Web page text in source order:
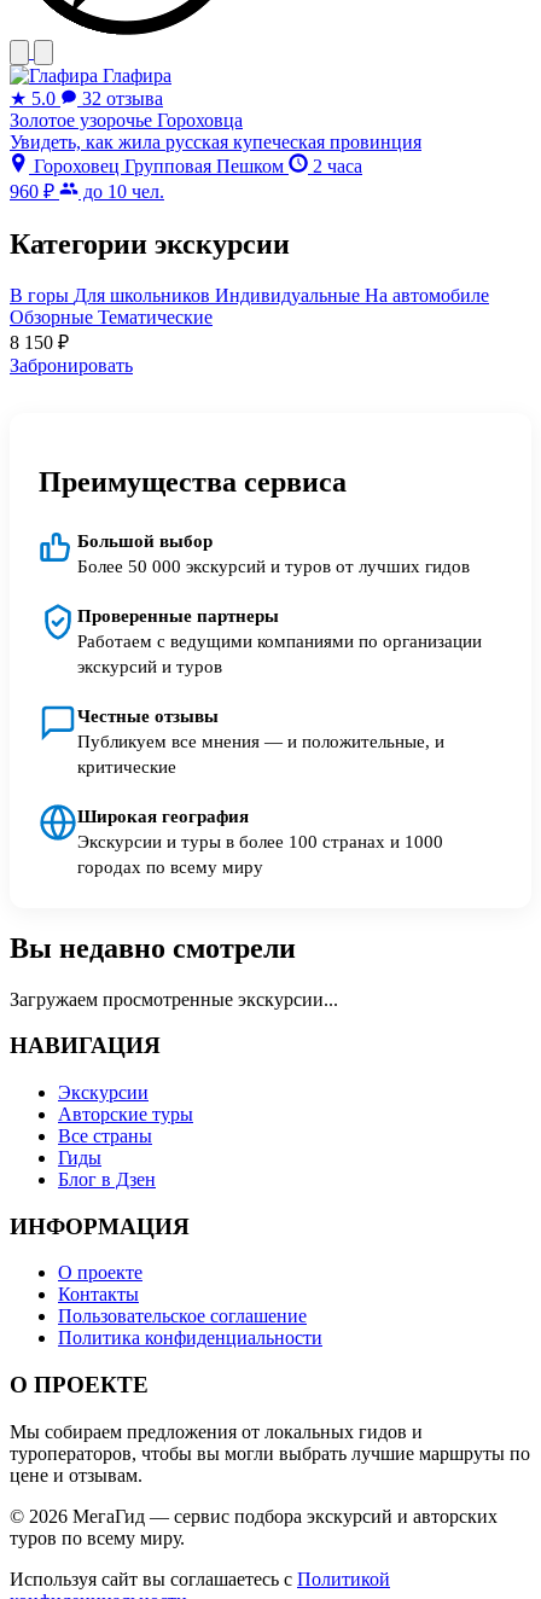
Глафира
★ 5.0
32 отзыва
Золотое узорочье Гороховца
Увидеть, как жила русская купеческая провинция
Гороховец Групповая Пешком
2 часа
960 ₽
до 10 чел.
Категории экскурсии
В горы Для школьников Индивидуальные На автомобиле
Обзорные Тематические
8 150 ₽
Забронировать
Преимущества сервиса
Большой выбор
Более 50 000 экскурсий и туров от лучших гидов
Проверенные партнеры
Работаем с ведущими компаниями по организации
экскурсий и туров
Честные отзывы
Публикуем все мнения — и положительные, и
критические
Широкая география
Экскурсии и туры в более 100 странах и 1000
городах по всему миру
Вы недавно смотрели
Загружаем просмотренные экскурсии...
НАВИГАЦИЯ
Экскурсии
Авторские туры
Все страны
Гиды
Блог в Дзен
ИНФОРМАЦИЯ
О проекте
Контакты
Пользовательское соглашение
Политика конфиденциальности
О ПРОЕКТЕ
Мы собираем предложения от локальных гидов и
туроператоров, чтобы вы могли выбрать лучшие маршруты по
цене и отзывам.
© 2026 МегаГид — сервис подбора экскурсий и авторских
туров по всему миру.
Используя сайт вы соглашаетесь с Политикой